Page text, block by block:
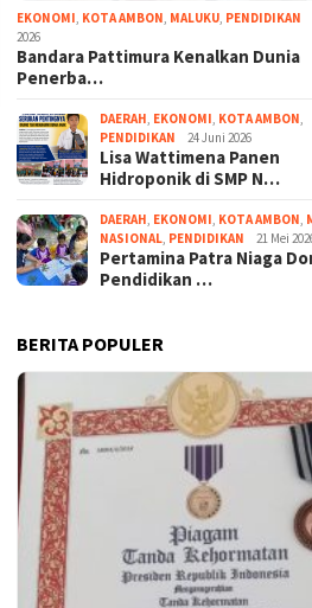
EKONOMI, KOTA AMBON, MALUKU, PENDIDIKAN
2026
Bandara Pattimura Kenalkan Dunia
Penerba…
DAERAH, EKONOMI, KOTA AMBON,
PENDIDIKAN
24 Juni 2026
Lisa Wattimena Panen
Hidroponik di SMP N…
DAERAH, EKONOMI, KOTA AMBON,
NASIONAL, PENDIDIKAN 21 Mei
Pertamina Patra Niaga
Pendidikan …
BERITA POPULER